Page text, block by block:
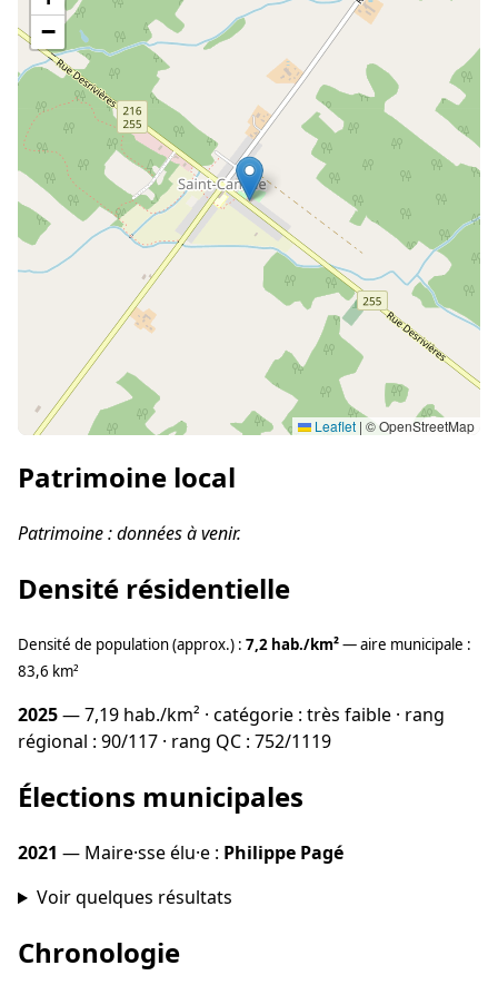
−
Leaflet | © OpenStreetMap
Patrimoine local
Patrimoine : données à venir.
Densité résidentielle
Densité de population (approx.) : 7,2 hab./km²— aire municipale :
83,6 km²
2025— 7,19 hab./km² · catégorie : très faible · rang
régional : 90/117 · rang QC : 752/1119
Élections municipales
2021 — Maire·sse élu·e : Philippe Pagé
Voir quelques résultats
Chronologie